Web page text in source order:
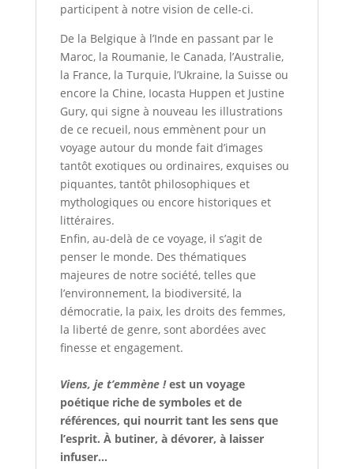
participent à notre vision de celle-ci.
De la Belgique à l’Inde en passant par le
Maroc, la Roumanie, le Canada, l’Australie,
la France, la Turquie, l’Ukraine, la Suisse ou
encore la Chine, Iocasta Huppen et Justine
Gury, qui signe à nouveau les illustrations
de ce recueil, nous emmènent pour un
voyage autour du monde fait d’images
tantôt exotiques ou ordinaires, exquises ou
piquantes, tantôt philosophiques et
mythologiques ou encore historiques et
littéraires.
Enfin, au-delà de ce voyage, il s’agit de
penser le monde. Des thématiques
majeures de notre société, telles que
l’environnement, la biodiversité, la
démocratie, la paix, les droits des femmes,
la liberté de genre, sont abordées avec
finesse et engagement.
Viens, je t’emmène !est un voyage
poétique riche de symboles et de
références, qui nourrit tant les sens que
l’esprit. À butiner, à dévorer, à laisser
infuser…